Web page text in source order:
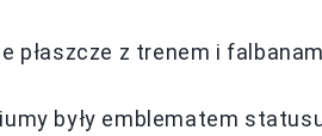
płaszcze z trenem i
były emblematem